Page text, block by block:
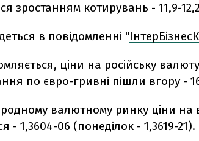
зростанням котирувань - 11,9-
в повідомленні "
ціни на російську
по євро-гривні пішли вгору -
валютному ринку ціни на
- 1,3604-06 (понеділок - 1,3619-21).